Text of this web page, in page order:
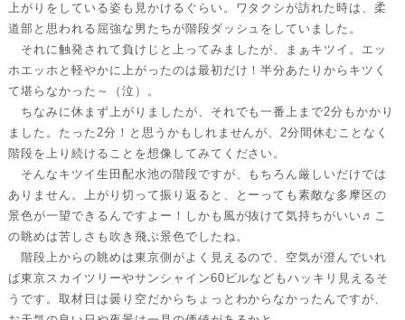
上がりをしている姿も見かけるぐらい。ワタクシが訪れた時は、柔
道部と思われる屈強な男たちが階段ダッシュをしていました。
それに触発されて負けじと上ってみましたが、まぁキツイ。エッ
ホエッホと軽やかに上がったのは最初だけ！半分あたりからキツく
て堪らなかった～（泣）。
ちなみに休まず上がりましたが、それでも一番上まで2分もかかり
ました。たった2分！と思うかもしれませんが、2分間休むことなく
階段を上り続けることを想像してみてください。
そんなキツイ生田配水池の階段ですが、もちろん厳しいだけでは
ありません。上がり切って振り返ると、とーっても素敵な多摩区の
景色が一望できるんですよー！しかも風が抜けて気持ちがいい♬こ
の眺めは苦しさも吹き飛ぶ景色でしたね。
階段上からの眺めは東京側がよく見えるので、空気が澄んでいれ
ば東京スカイツリーやサンシャイン60ビルなどもハッキリ見えるそ
うです。取材日は曇り空だからちょっとわからなかったんですが、